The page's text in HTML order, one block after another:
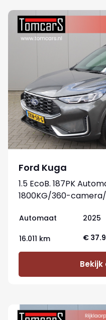
Ford Kuga
1.5 EcoB. 187PK
1800KG/360-
Automaat 2025
16.011 km €